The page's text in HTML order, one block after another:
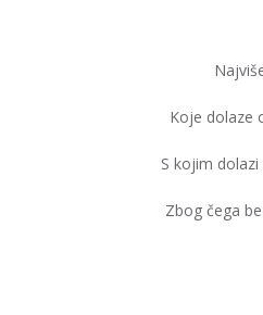
Koje dolaze
S kojim
Zbog čega